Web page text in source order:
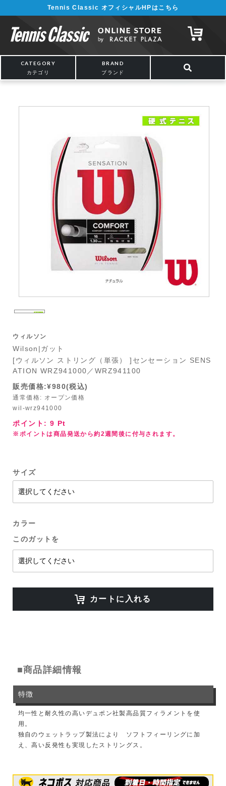
¥5,000以上の購入で送料無料!! 詳しくは こちら
Tennis Classic オフィシャルHPはこちら
CATEGORY
カテゴリ
BRAND
ブランド
ウィルソン
Wilson|ガット
[ウィルソン ストリング（単張） ]センセーション SENS
ATION WRZ941000／WRZ941100
販売価格:¥980(税込)
通常価格: オープン価格
wil-wrz941000
ポイント: 9 Pt
※ポイントは商品発送から約2週間後に付与されます。
サイズ
カラー
このガットを
カートに入れる
■商品詳細情報
特徴
均一性と耐久性の高いデュポン社製高品質フィラメントを使
用。
独自のウェットラップ製法により ソフトフィーリングに加
え、高い反発性も実現したストリングス。